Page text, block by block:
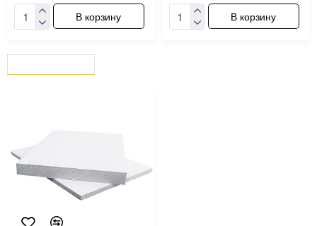
В корзину В корзину